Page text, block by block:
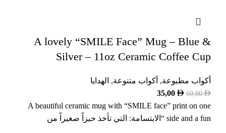
A lovely “SMILE Face” Mug – Blue &
Silver – 11oz Ceramic Coffee Cup
أكواب مطبوعة, أكواب متنوعة, الهدايا
60,00
35,00
A beautiful ceramic mug with “SMILE face” print on one
side and a fun “الابتسامة: التي تأخذ حيزاً صغيراً من